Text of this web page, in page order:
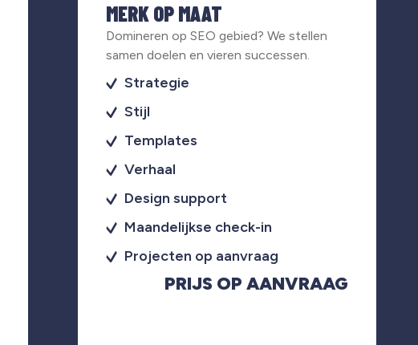
MERK OP MAAT
Domineren op SEO gebied? We stellen
samen doelen en vieren successen.
Strategie
Stijl
Templates
Verhaal
Design support
Maandelijkse check-in
Projecten op aanvraag
PRIJS OP AANVRAAG